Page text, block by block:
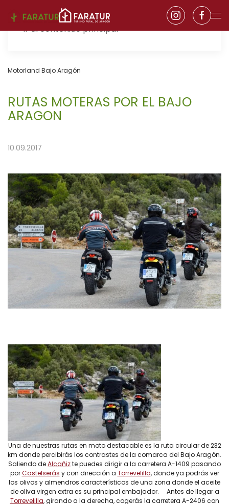
Ir al contenido principal
Motorland Bajo Aragón
RUTAS MOTERAS POR EL BAJO
ARAGON
10.09.2017
Una de nuestras rutas en moto destacable es la ruta circular de 232
km donde percibirás los contrastes de la comarca del Bajo Aragón.
Saliendo deAlcañizte puedes dirigir a la carretera A-1409 pasando
porCastelserás y con dirección a Torrevelilla, donde ya podrás ver
los olivos y almendros característicos de una zona donde el aceite
de oliva virgen extra es su principal embajador. Antes de llegar a
Torrevelilla, girando a la derecha, cogerás la carretera A-2406 con